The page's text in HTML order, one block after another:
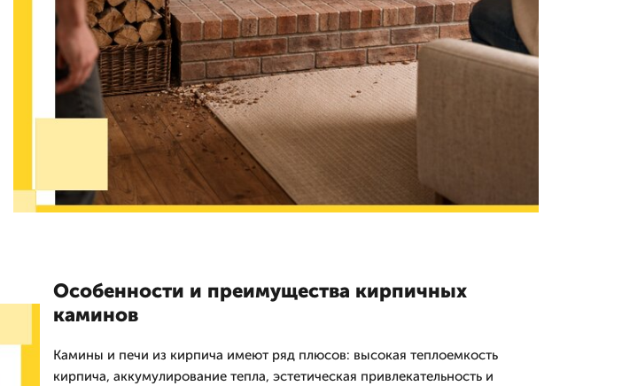
Особенности и преимущества кирпичных
каминов
Камины и печи из кирпича имеют ряд плюсов: высокая теплоемкость
кирпича, аккумулирование тепла, эстетическая привлекательность и